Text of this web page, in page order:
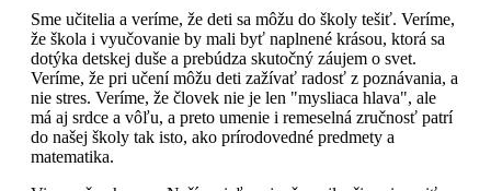
Sme učitelia a veríme, že deti sa môžu do školy tešiť. Veríme,
že škola i vyučovanie by mali byť naplnené krásou, ktorá sa
dotýka detskej duše a prebúdza skutočný záujem o svet.
Veríme, že pri učení môžu deti zažívať radosť z poznávania, a
nie stres. Veríme, že človek nie je len "mysliaca hlava", ale
má aj srdce a vôľu, a preto umenie i remeselná zručnosť patrí
do našej školy tak isto, ako prírodovedné predmety a
matematika.